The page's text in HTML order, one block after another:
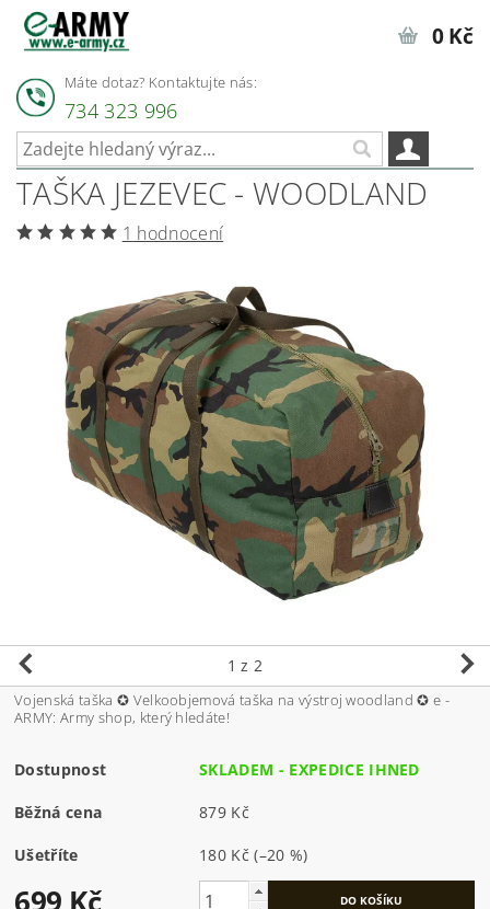
Máte dotaz? Kontaktujte nás:
734 323 996
0 Kč
TAŠKA JEZEVEC - WOODLAND
1 hodnocení
1 z 2
Vojenská taška ✪ Velkoobjemová taška na výstroj woodland ✪ e -
ARMY: Army shop, který hledáte!
Dostupnost SKLADEM - EXPEDICE IHNED
Běžná cena 879 Kč
Ušetříte 180 Kč(–20 %)
699 Kč